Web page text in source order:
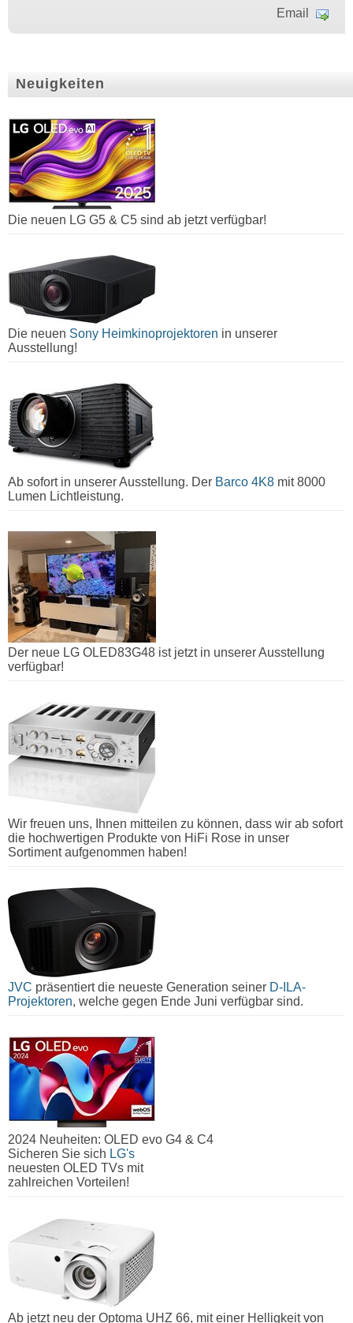
Email
Neuigkeiten
Die neuen LG G5 & C5 sind ab jetzt verfügbar!
Die neuen Sony Heimkinoprojektoren in unserer
Ausstellung!
Ab sofort in unserer Ausstellung. Der Barco 4K8 mit 8000
Lumen Lichtleistung.
Der neue LG OLED83G48 ist jetzt in unserer Ausstellung
verfügbar!
Wir freuen uns, Ihnen mitteilen zu können, dass wir ab sofort
die hochwertigen Produkte von HiFi Rose in unser
Sortiment aufgenommen haben!
JVC präsentiert die neueste Generation seiner D-ILA-
Projektoren, welche gegen Ende Juni verfügbar sind.
2024 Neuheiten: OLED evo G4 & C4
Sicheren Sie sich LG's
neuesten OLED TVs mit
zahlreichen Vorteilen!
Ab jetzt neu der Optoma UHZ 66, mit einer Helligkeit von